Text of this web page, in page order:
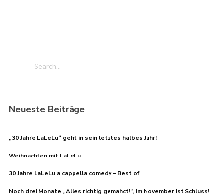
Neueste Beiträge
„30 Jahre LaLeLu“ geht in sein letztes halbes Jahr!
Weihnachten mit LaLeLu
30 Jahre LaLeLu a cappella comedy – Best of
Noch drei Monate „Alles richtig gemahct!“, im November ist Schluss!